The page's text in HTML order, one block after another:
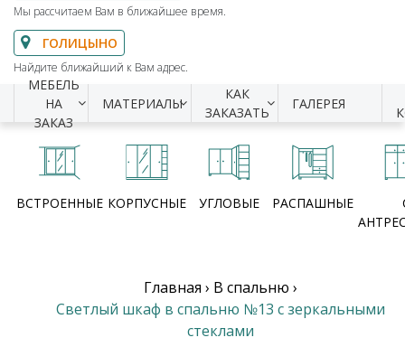
Мы рассчитаем Вам в ближайшее время.
ГОЛИЦЫНО
Найдите ближайший к Вам адрес.
МЕБЕЛЬ
НА
ЗАКАЗ
МАТЕРИАЛЫ
КАК
ЗАКАЗАТЬ
ГАЛЕРЕЯ
ВСТРОЕННЫЕ КОРПУСНЫЕ УГЛОВЫЕ РАСПАШНЫЕ
Главная › В спальню ›
Светлый шкаф в спальню №13 с зеркальными
стеклами